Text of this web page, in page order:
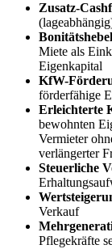
Zusatz-
Miete als
Eigenkapital
KfW-
förderfähige
Erleichterte
bewohnten
Vermieter
verlängerter
Steuerliche
Verkauf
Pflegekräfte